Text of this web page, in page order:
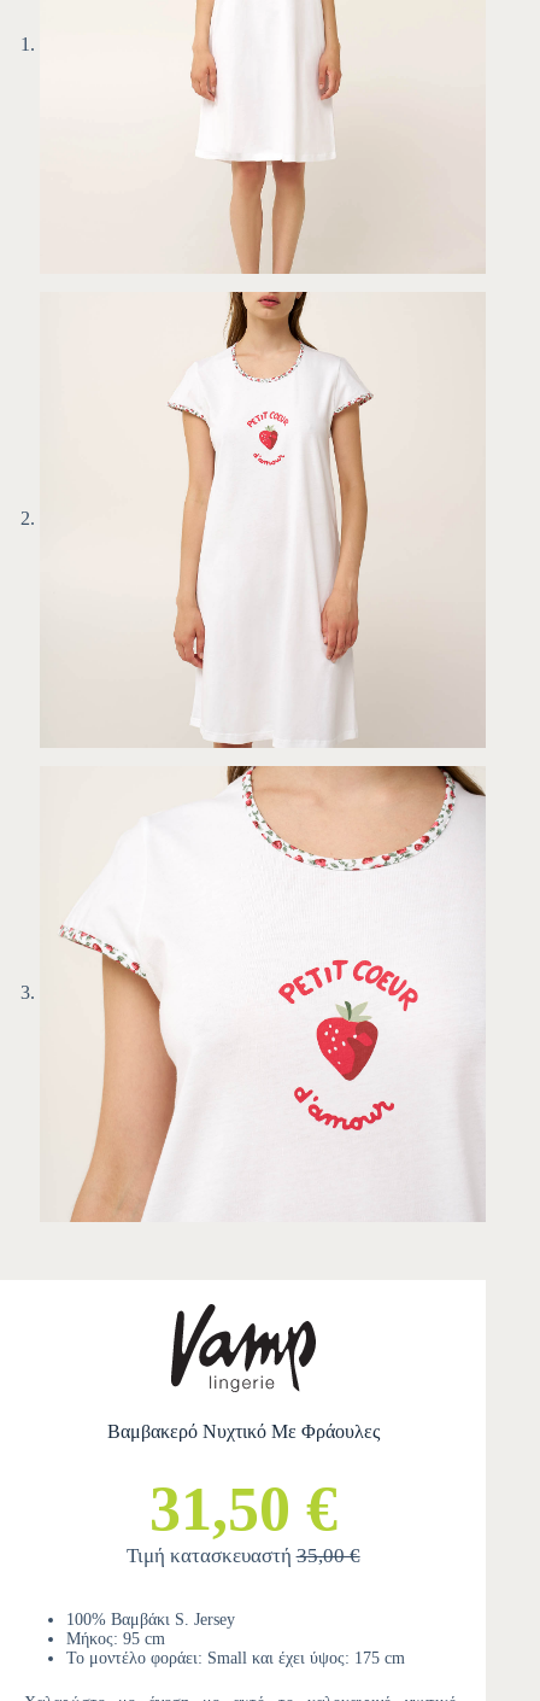
Βαμβακερό Νυχτικό Με Φράουλες
31,50 €
Τιμή κατασκευαστή35,00 €
100% Βαμβάκι S. Jersey
Μήκος: 95 cm
Το μοντέλο φοράει: Small και έχει ύψος: 175 cm